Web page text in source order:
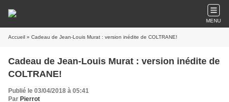
MENU
Accueil » Cadeau de Jean-Louis Murat : version inédite de COLTRANE!
Cadeau de Jean-Louis Murat : version inédite de
COLTRANE!
Publié le 03/04/2018 à 05:41
Par Pierrot